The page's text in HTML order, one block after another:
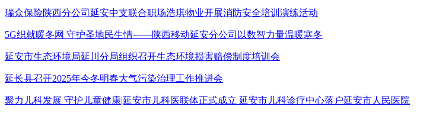
瑞众保险陕西分公司延安中支联合职场浩琪物业开展消防安全培训演练活动
5G织就暖冬网 守护圣地民生情——陕西移动延安分公司以数智力量温暖寒冬
延安市生态环境局延川分局组织召开生态环境损害赔偿制度培训会
延长县召开2025年今冬明春大气污染治理工作推进会
聚力儿科发展 守护儿童健康|延安市儿科医联体正式成立 延安市儿科诊疗中心落户延安市人民医院